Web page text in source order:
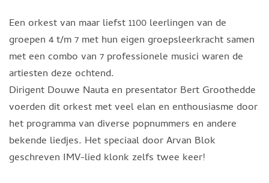
Een orkest van maar liefst 1100 leerlingen van de
groepen 4 t/m 7 met hun eigen groepsleerkracht samen
met een combo van 7 professionele musici waren de
artiesten deze ochtend.
Dirigent Douwe Nauta en presentator Bert Groothedde
voerden dit orkest met veel elan en enthousiasme door
het programma van diverse popnummers en andere
bekende liedjes. Het speciaal door Arvan Blok
geschreven IMV-lied klonk zelfs twee keer!